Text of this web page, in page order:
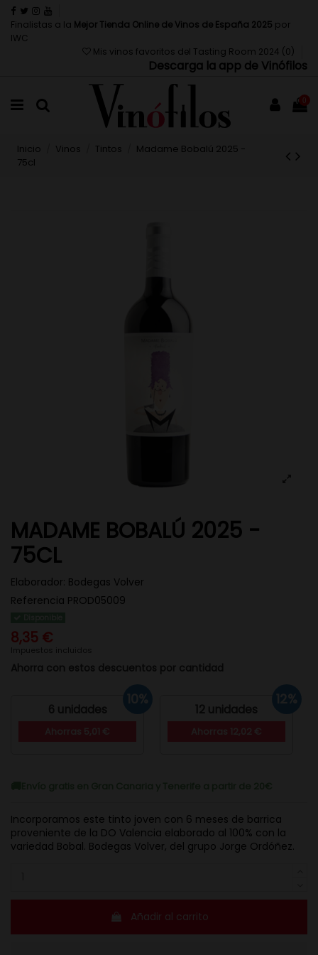
Finalistas a la Mejor Tienda Online de Vinos de España 2025 por
IWC
Mis vinos favoritos del Tasting Room 2024 (0 )
Descarga la app de Vinófilos
0
Inicio Vinos Tintos
Madame Bobalú 2025 -
75cl
MADAME BOBALÚ 2025 -
75CL
Elaborador: Bodegas Volver
Referencia PROD05009
8,35 €
Impuestos incluidos
Ahorra con estos descuentos por cantidad
6 unidades
10%
12 unidades
12%
Incorporamos este tinto joven con 6 meses de barrica
proveniente de la DO Valencia elaborado al 100% con la
variedad Bobal. Bodegas Volver, del grupo Jorge Ordóñez.
Añadir al carrito